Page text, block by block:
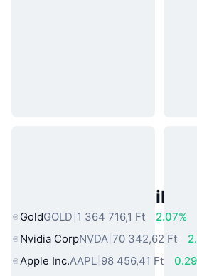
Népszerű Való
GoldGOLD 1 364 716,1 Ft
2.07%
Nvidia CorpNVDA 70 342,62 Ft
Apple Inc.AAPL 98 456,41 Ft